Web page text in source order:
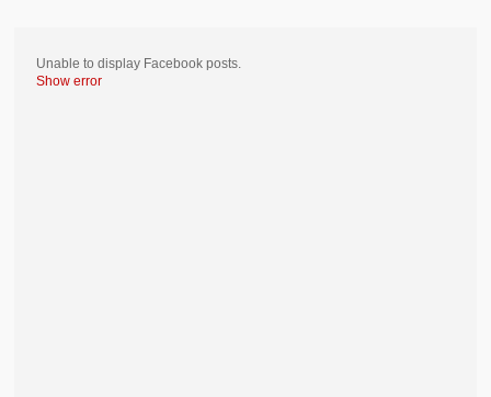
Unable to display Facebook posts.
Show error